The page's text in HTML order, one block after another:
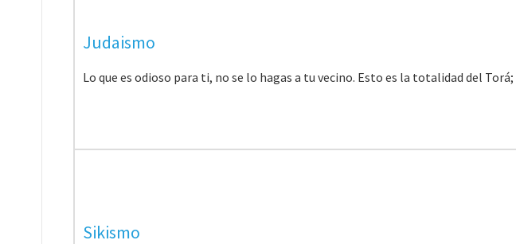
Judaismo
Lo que es odioso para ti, no se lo hagas a tu vecino. Esto es la totalidad del
Sikismo